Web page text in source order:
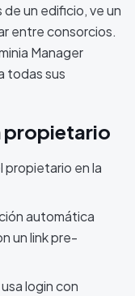
un edificio, ve un
entre consorcios.
Manager
todas sus
propietario
propietario en la
automática
un link pre-
login con